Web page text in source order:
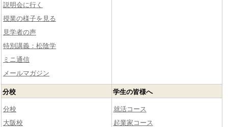
説明会に行く
授業の様子を見る
見学者の声
特別講義：松陰学
ミニ通信
メールマガジン
分校
分校
大阪校
学生の皆様へ
就活コース
起業家コース